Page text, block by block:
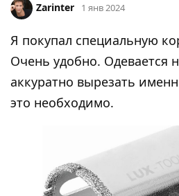
Zarinter 1 янв 2024
Я покупал специальную
Очень удобно. Одевается
аккуратно вырезать
это необходимо.